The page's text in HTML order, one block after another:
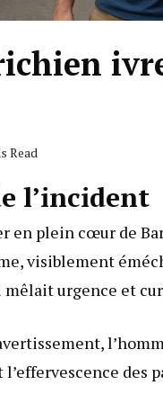
Read
l’incident
en plein cœur de
visiblement
mêlait urgence et
des